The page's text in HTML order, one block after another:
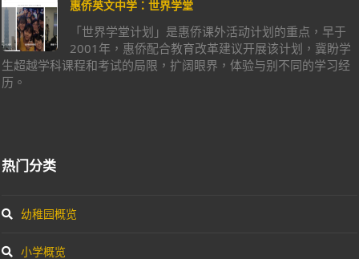
2001年，惠侨配合教育改革建议开展该计划，冀盼学
生超越学科课程和考试的局限，扩阔眼界，体验与别不同的学习经
历。
幼稚园概览
小学概览
中学概览